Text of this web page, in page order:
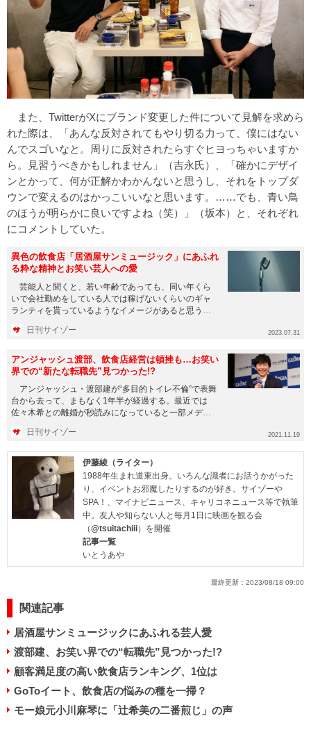
また、TwitterがXにブランド変更した件について見解を求めら
れた際は、「あんな反対されてもやり切る力って、僕にはない
んでスゴいなと。周りに反対されたらすぐヒヨっちゃいますか
ら。見習うべきかもしれません」（吉永氏）、「確かにデザイ
ンとかって、何が正解かわかんないと思うし、それをトップダ
ウンで変えるのはかっこいいなと思います。……でも、青い鳥
のほうが明らかに良いですよね（笑）」（坂本）と、それぞれ
にコメントしていた。
異色の飲食店「居酒屋サンミュージック」にあふれ
る粋な精神とお笑い芸人への愛
芸能人と聞くと、若い年齢であっても、同い年くら
いで会社勤めをしている人では稼げないくらいのギャ
ランティを貰っているようなイメージがあると思う。
日刊サイゾー 2023.07.31
アンジャッシュ渡部、飲食店経営は頓挫も…お笑い
界での“新たな転職先”見つかった!?
アンジャッシュ・渡部建が“多目的トイレ不倫”で表舞
台から去って、まもなく1年半が経過する。最近では
佐々木希との離婚が秒読みになっていると一部メディ
日刊サイゾー 2021.11.19
伊藤綾（ライター）
1988年生まれ道東出身。いろんな識者にお話うかがった
り、イベントお邪魔したりするのが好き。サイゾーや
SPA！、マイナビニュース、キャリコネニュース等で執筆
中。友人や知らない人と毎月1日に映画を観る会
（@tsuitachiii）を開催
記事一覧
いとうあや
最終更新： 2023/08/18 09:00
関連記事
居酒屋サンミュージックにあふれる芸人愛
渡部建、お笑い界での“転職先”見つかった!?
顧客満足度の高い飲食店ランキング、1位は
GoToイート、飲食店の悩みの種を一掃？
モー娘元小川麻琴に「辻希美の二番煎じ」の声